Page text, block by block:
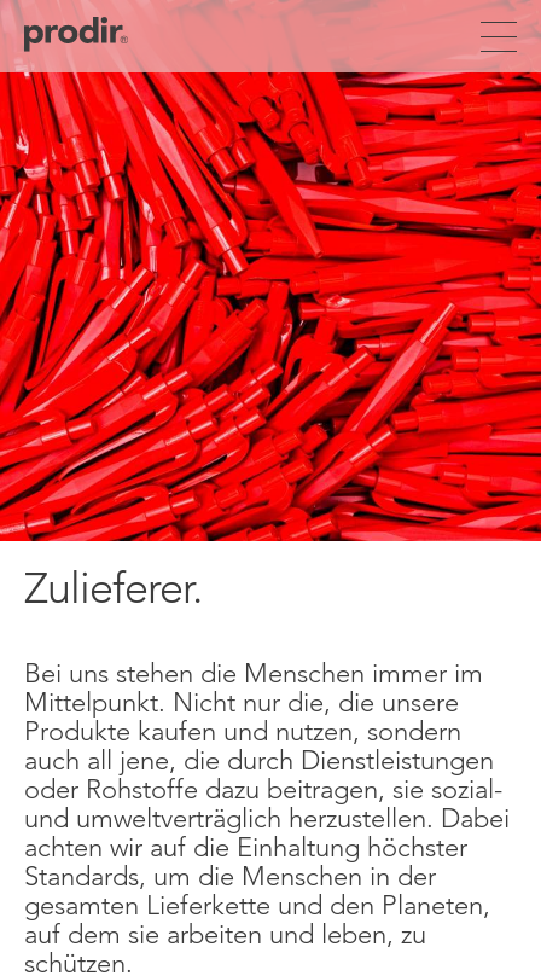
Direkt
Inhalt
Zulieferer.
Bei uns stehen die Menschen immer im
Mittelpunkt. Nicht nur die, die unsere
Produkte kaufen und nutzen, sondern
auch all jene, die durch Dienstleistungen
oder Rohstoffe dazu beitragen, sie sozial-
und umweltverträglich herzustellen. Dabei
achten wir auf die Einhaltung höchster
Standards, um die Menschen in der
gesamten Lieferkette und den Planeten,
auf dem sie arbeiten und leben, zu
schützen.